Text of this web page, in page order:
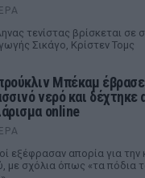
τενίστας βρίσκεται σε
Σικάγο, Κρίστεν Τομς
Μπέκαμ
νερό και δέχτηκε
online
εξέφρασαν απορία για
με σχόλια όπως «τα πόδια